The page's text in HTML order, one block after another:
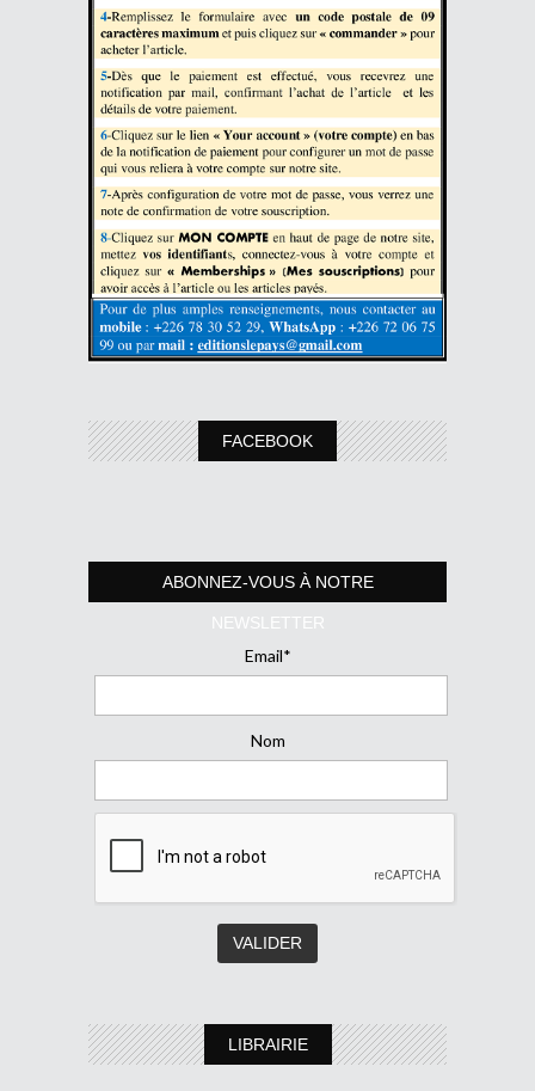
FACEBOOK
ABONNEZ-VOUS À NOTRE
NEWSLETTER
Email*
Nom
LIBRAIRIE